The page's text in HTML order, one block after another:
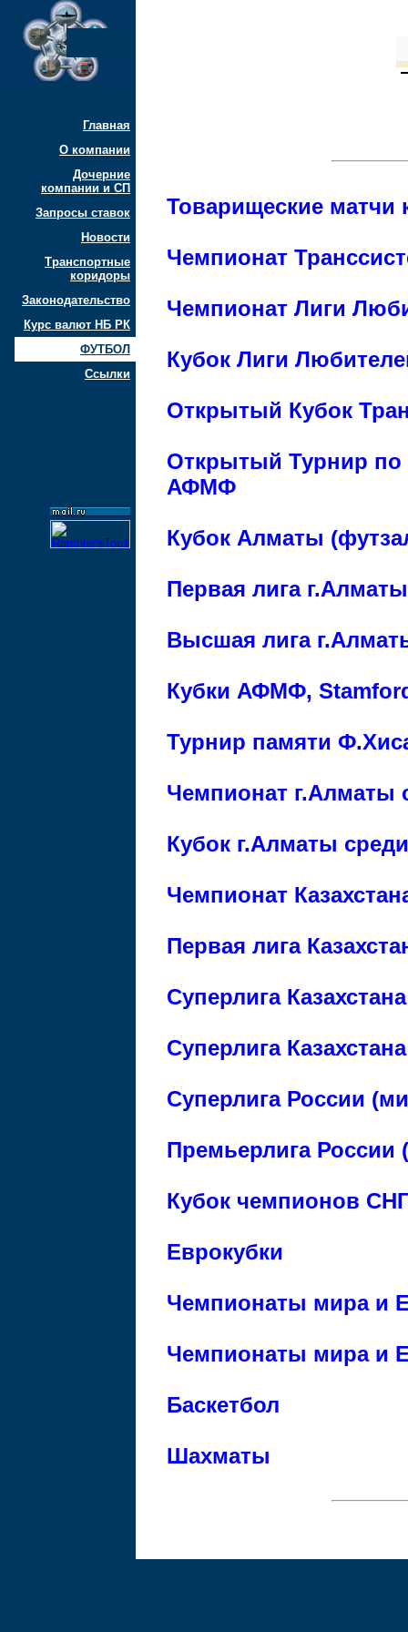
Главная
О компании
Дочерние
компании и СП
Запросы ставок
Новости
Транспортные
коридоры
Законодательство
Курс валют НБ РК
ФУТБОЛ
Ссылки
Товарищеские матчи
Чемпионат
Чемпионат Лиги
Кубок Лиги
Открытый Кубок
Открытый Турнир
АФМФ
Кубок Алматы
Первая лига
Высшая лига
Кубки АФМФ,
Турнир памяти
Чемпионат г.Алматы
Кубок г.Алматы
Чемпионат
Первая лига
Суперлига
Суперлига
Суперлига России
Премьерлига России
Кубок чемпионов
Еврокубки
Чемпионаты мира и
Чемпионаты мира и
Баскетбол
Шахматы